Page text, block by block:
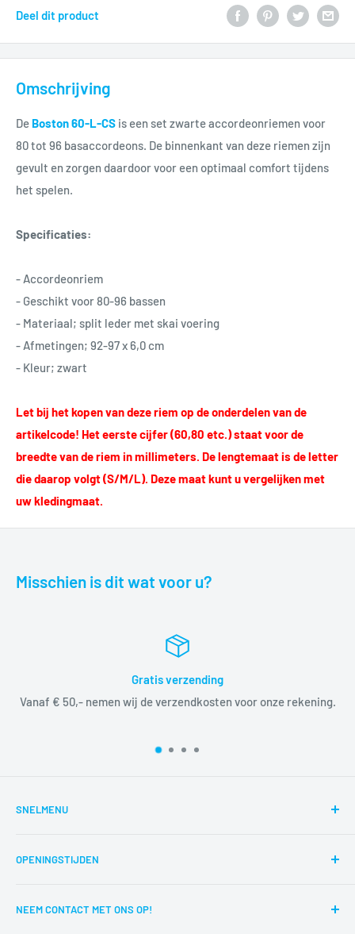
Deel dit product
Omschrijving
De Boston 60-L-CS is een set zwarte accordeonriemen voor
80 tot 96 basaccordeons. De binnenkant van deze riemen zijn
gevult en zorgen daardoor voor een optimaal comfort tijdens
het spelen.
Specificaties:
- Accordeonriem
- Geschikt voor 80-96 bassen
- Materiaal; split leder met skai voering
- Afmetingen; 92-97 x 6,0 cm
- Kleur; zwart
Let bij het kopen van deze riem op de onderdelen van de
artikelcode! Het eerste cijfer (60,80 etc.) staat voor de
breedte van de riem in millimeters. De lengtemaat is de letter
die daarop volgt (S/M/L). Deze maat kunt u vergelijken met
uw kledingmaat.
Misschien is dit wat voor u?
Gratis verzending
Vanaf € 50,- nemen wij de verzendkosten voor onze rekening.
SNELMENU
Reparaties
Contact
OPENINGSTIJDEN
NEEM CONTACT MET ONS OP!